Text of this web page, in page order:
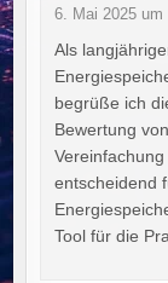
6. Mai 2025 um
Als
begrüße ich
Bewertung
entscheidend
Tool für die